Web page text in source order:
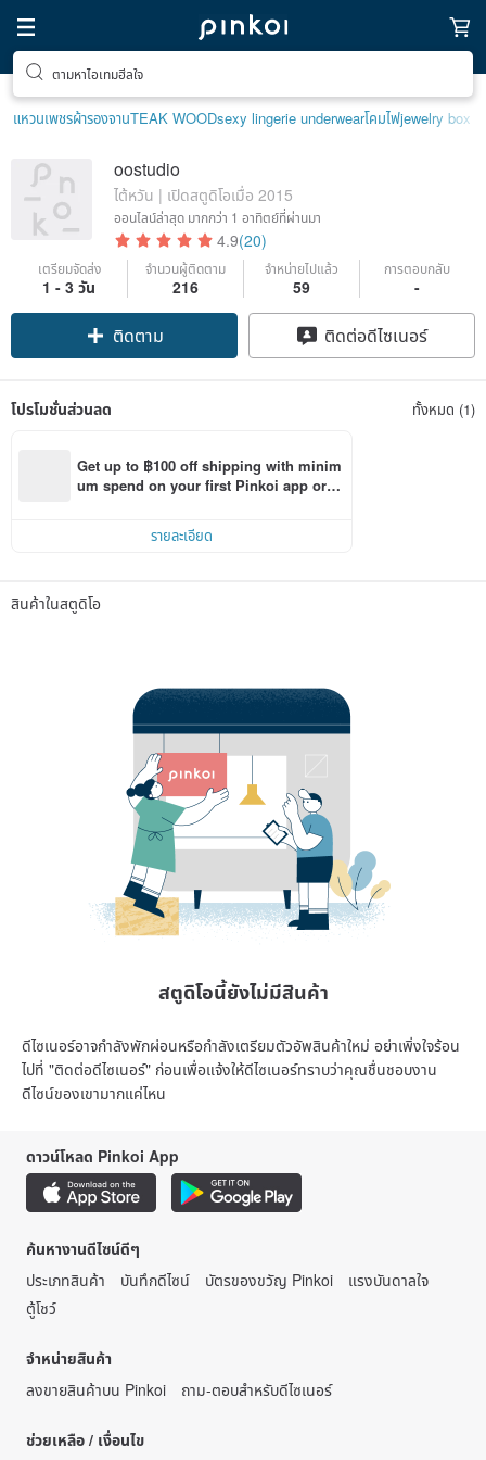
ตามหาไอเทมฮีลใจ
แหวนเพชรผ้ารองจานTEAK WOODsexy lingerie underwearโคมไฟjewelry box
oostudio
ไต้หวัน | เปิดสตูดิโอเมื่อ 2015
ออนไลน์ล่าสุด มากกว่า 1 อาทิตย์ที่ผ่านมา
4.9(20)
เตรียมจัดส่ง
1 - 3 วัน
จำนวนผู้ติดตาม
216
จำหน่ายไปแล้ว
59
การตอบกลับ
-
ติดตาม ติดต่อดีไซเนอร์
โปรโมชั่นส่วนลด ทั้งหมด (1)
Get up to ฿100 off shipping with minim
um spend on your first Pinkoi app orde
รายละเอียด
สินค้าในสตูดิโอ
สตูดิโอนี้ยังไม่มีสินค้า
ดีไซเนอร์อาจกำลังพักผ่อนหรือกำลังเตรียมตัวอัพสินค้าใหม่ อย่าเพิ่งใจร้อน
ไปที่ "ติดต่อดีไซเนอร์" ก่อนเพื่อแจ้งให้ดีไซเนอร์ทราบว่าคุณชื่นชอบงาน
ดีไซน์ของเขามากแค่ไหน
ดาวน์โหลด Pinkoi App
ค้นหางานดีไซน์ดีๆ
ประเภทสินค้า
บันทึกดีไซน์ บัตรของขวัญ Pinkoi
แรงบันดาลใจ
ตู้โชว์
จำหน่ายสินค้า
ลงขายสินค้าบน Pinkoi
ถาม-ตอบสำหรับดีไซเนอร์
ช่วยเหลือ / เงื่อนไข